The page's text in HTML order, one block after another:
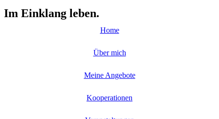
Im Einklang leben.
Home
Über mich
Meine Angebote
Kooperationen